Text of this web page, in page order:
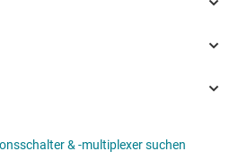
& -multiplexer suchen